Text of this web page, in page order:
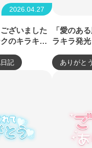
2026.04.27
ざいました
のキラキラ
記
「愛のあ
ラキラ発
ありがと